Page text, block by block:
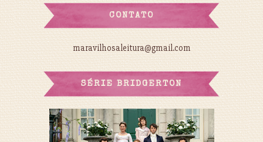
CONTATO
maravilhosaleitura@gmail.com
SÉRIE BRIDGERTON